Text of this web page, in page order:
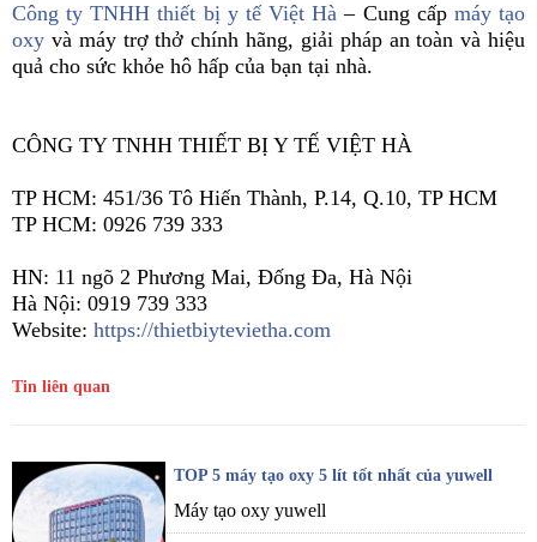
Công ty TNHH thiết bị y tế Việt Hà – Cung cấp máy tạo
oxy và máy trợ thở chính hãng, giải pháp an toàn và hiệu
quả cho sức khỏe hô hấp của bạn tại nhà.
CÔNG TY TNHH THIẾT BỊ Y TẾ VIỆT HÀ
TP HCM: 451/36 Tô Hiến Thành, P.14, Q.10, TP HCM
TP HCM: 0926 739 333
HN: 11 ngõ 2 Phương Mai, Đống Đa, Hà Nội
Hà Nội: 0919 739 333
Website: https://thietbiytevietha.com
Tin liên quan
TOP 5 máy tạo oxy 5 lít tốt nhất của yuwell
Máy tạo oxy yuwell